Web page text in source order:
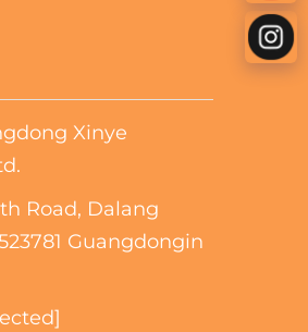
Xinye
Road, Dalang
Guangdongin